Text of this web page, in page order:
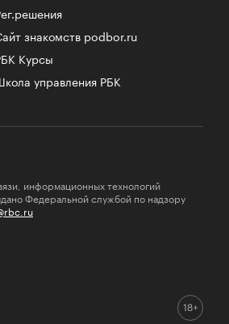
знакомств podbor.ru
Курсы
управления РБК
информационных технологий
Федеральной службой по надзору